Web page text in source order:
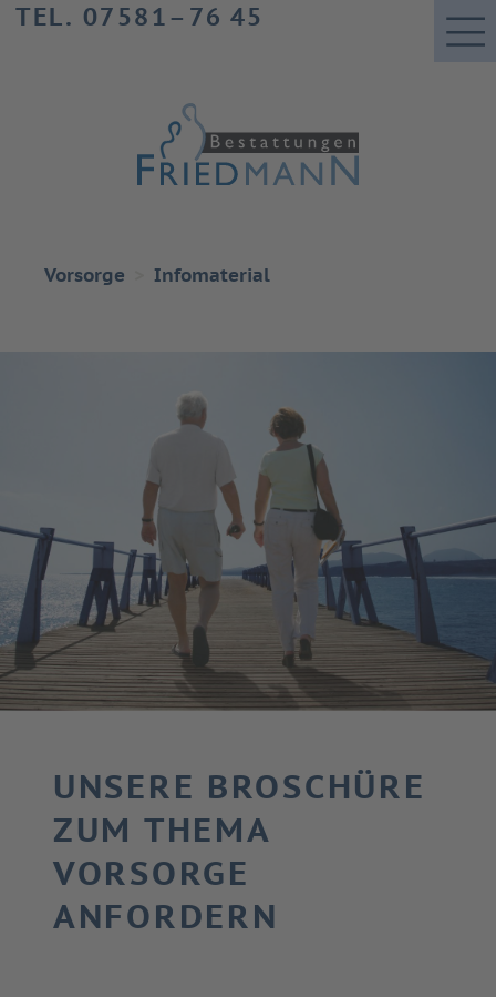
TEL. 07581–76 45
Vorsorge Infomaterial
UNSERE BROSCHÜRE
ZUM THEMA
VORSORGE
ANFORDERN